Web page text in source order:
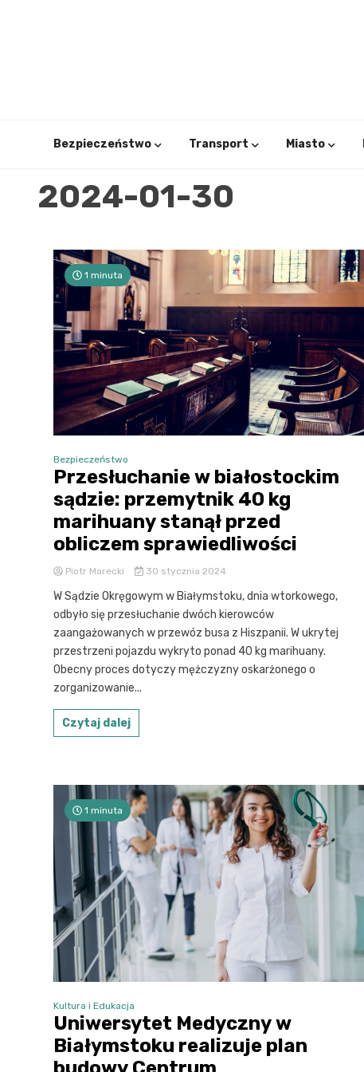
Bezpieczeństwo Transport Miasto
2024-01-30
1 minuta
Bezpieczeństwo
Przesłuchanie w białostockim
sądzie: przemytnik 40 kg
marihuany stanął przed
obliczem sprawiedliwości
Piotr Marecki 30 stycznia 2024
W Sądzie Okręgowym w Białymstoku, dnia wtorkowego,
odbyło się przesłuchanie dwóch kierowców
zaangażowanych w przewóz busa z Hiszpanii. W ukrytej
przestrzeni pojazdu wykryto ponad 40 kg marihuany.
Obecny proces dotyczy mężczyzny oskarżonego o
zorganizowanie...
Czytaj dalej
1 minuta
Kultura i Edukacja
Uniwersytet Medyczny w
Białymstoku realizuje plan